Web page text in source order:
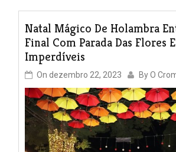
Natal Mágico De Holambra
Final Com Parada Das Flores
Imperdíveis
On dezembro 22, 2023 ByO